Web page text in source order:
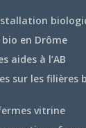
bio en Drôme
aides à l’AB
sur les filières
vitrine